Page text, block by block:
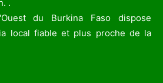
.
du Burkina Faso dispose
local fiable et plus proche de la